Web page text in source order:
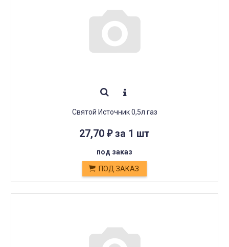
Святой Источник 0,5л газ
27,70 ₽за 1 шт
под заказ
ПОД ЗАКАЗ